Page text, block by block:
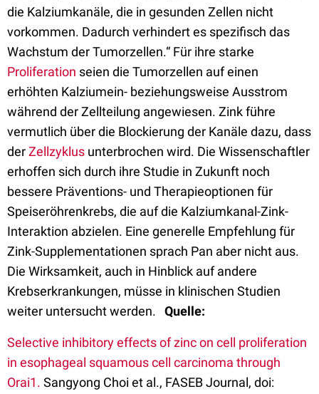
die Kalziumkanäle, die in gesunden Zellen nicht
vorkommen. Dadurch verhindert es spezifisch das
Wachstum der Tumorzellen.“ Für ihre starke
Proliferation seien die Tumorzellen auf einen
erhöhten Kalziumein- beziehungsweise Ausstrom
während der Zellteilung angewiesen. Zink führe
vermutlich über die Blockierung der Kanäle dazu, dass
derZellzyklus unterbrochen wird. Die Wissenschaftler
erhoffen sich durch ihre Studie in Zukunft noch
bessere Präventions- und Therapieoptionen für
Speiseröhrenkrebs, die auf die Kalziumkanal-Zink-
Interaktion abzielen. Eine generelle Empfehlung für
Zink-Supplementationen sprach Pan aber nicht aus.
Die Wirksamkeit, auch in Hinblick auf andere
Krebserkrankungen, müsse in klinischen Studien
weiter untersucht werden. Quelle:
Selective inhibitory effects of zinc on cell proliferation
in esophageal squamous cell carcinoma through
Orai1. Sangyong Choi et al., FASEB Journal, doi: